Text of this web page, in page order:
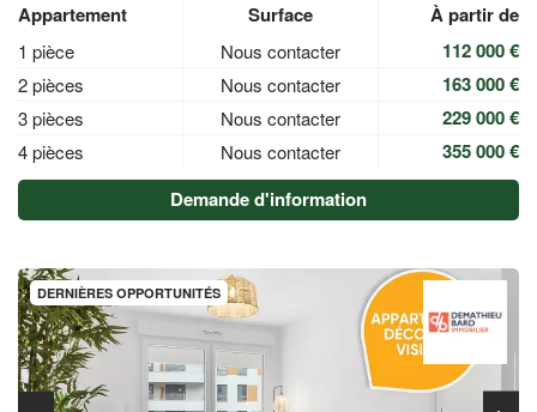
Appartement Surface À partir de
1 pièce Nous contacter 112 000 €
2 pièces Nous contacter 163 000 €
3 pièces Nous contacter 229 000 €
4 pièces Nous contacter
355 000 €
Demande d'information
DERNIÈRES OPPORTUNITÉS